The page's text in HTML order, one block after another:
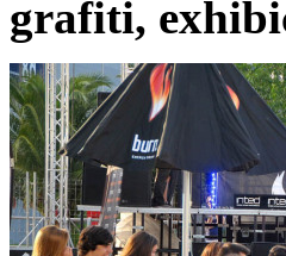
grafiti,